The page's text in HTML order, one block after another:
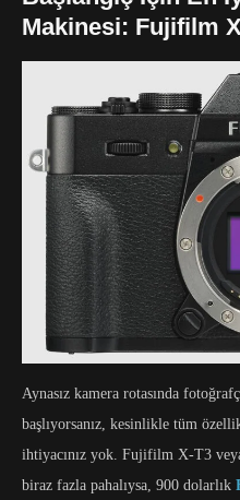
Makinesi: Fujifilm
Aynasız kamera rotasında
başlıyorsanız, kesinlikle tüm
ihtiyacınız yok. Fujifilm X-T3
biraz fazla pahalıysa, 900 dolarlık